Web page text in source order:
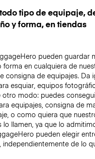
tipo de equipaje,
y forma, en tiendas
pueden guardar
en cualquiera de
consigna de equipajes. Da
esquiar, equipos
otro modo: puedes
equipajes, consigna de
o como quiera que
lo llamen, ya que lo
pueden elegir
independientemente de lo